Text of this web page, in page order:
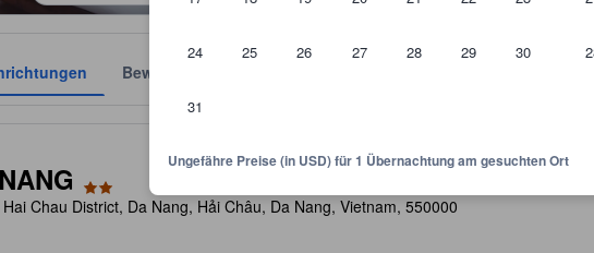
24 25 26 27 28 29 30
31
Ungefähre Preise (in USD) für 1 Übernachtung am gesuchten Ort
Bewertungen
Chau District, Da Nang, Hải Châu, Da Nang, Vietnam, 550000